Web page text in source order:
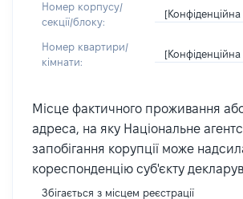
Номер корпусу/
секції/блоку:
Номер квартири/
кімнати:
Місце фактичного проживання
адреса, на яку Національне
запобігання корупції може
кореспонденцію суб'єкту
Збігається з місцем реєстрації